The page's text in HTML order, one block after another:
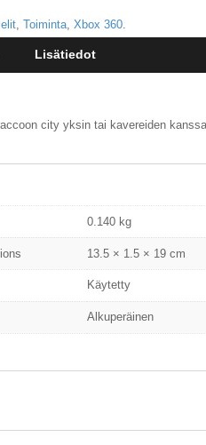
, Toiminta, Xbox 360.
Lisätiedot
city yksin tai kavereiden kanssa
0.140 kg
13.5 × 1.5 × 19 cm
Käytetty
Alkuperäinen